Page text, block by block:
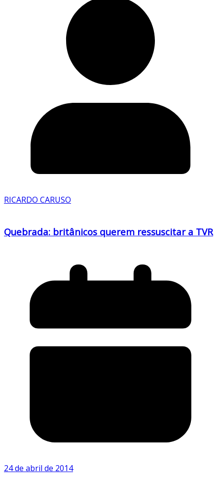
RICARDO CARUSO
Quebrada: britânicos querem ressuscitar a TVR
24 de abril de 2014